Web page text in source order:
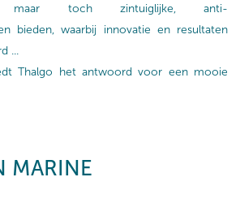
maar toch zintuiglijke, anti-
bieden, waarbij innovatie en resultaten
...
Thalgo het antwoord voor een mooie
MARINE